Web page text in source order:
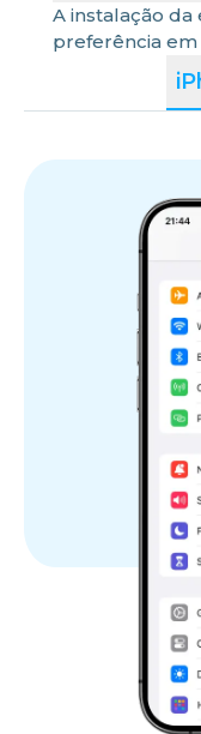
A instalação
preferência em